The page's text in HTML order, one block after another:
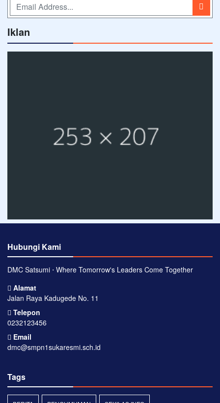
Iklan
Hubungi Kami
DMC Satsumi ⋅ Where Tomorrow's Leaders Come Together
Alamat
Jalan Raya Kadugede No. 11
Telepon
0232123456
Email
dmc@smpn1sukaresmi.sch.id
Tags